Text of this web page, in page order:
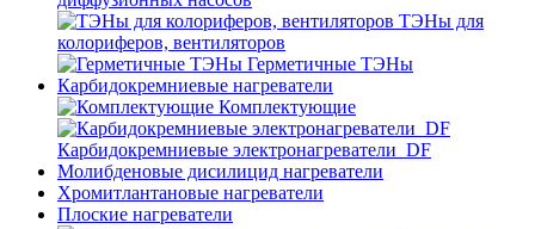
ТЭНы для
колориферов, вентиляторов
Герметичные ТЭНы
Карбидокремниевые нагреватели
Комплектующие
Карбидокремниевые электронагреватели_DF
Молибденовые дисилицид нагреватели
Хромитлантановые нагреватели
Плоские нагреватели